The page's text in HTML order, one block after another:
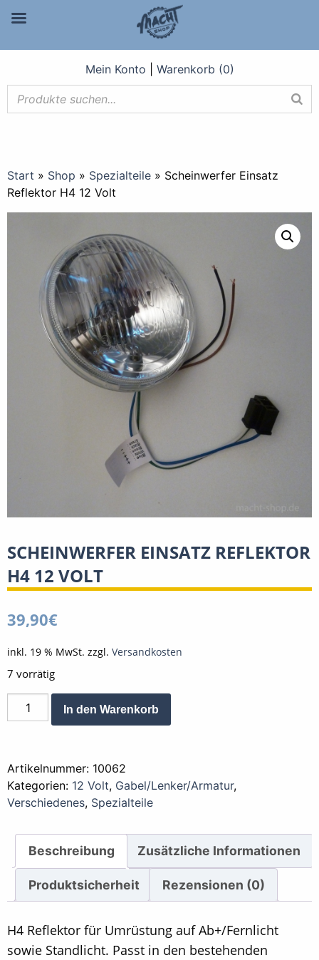
Mein Konto Warenkorb (0)
Start » Shop » Spezialteile » Scheinwerfer Einsatz
Reflektor H4 12 Volt
SCHEINWERFER EINSATZ REFLEKTOR
H4 12 VOLT
39,90€
inkl. 19 % MwSt. zzgl. Versandkosten
7 vorrätig
Scheinwerfer
Einsatz
12
Volt
Menge
In den Warenkorb
Artikelnummer: 10062
Kategorien: 12 Volt, Gabel/Lenker/Armatur,
Verschiedenes, Spezialteile
Beschreibung Zusätzliche Informationen
Produktsicherheit Rezensionen (0)
H4 Reflektor für Umrüstung auf Ab+/Fernlicht
sowie Standlicht. Passt in den bestehenden